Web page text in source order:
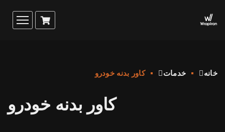
خانه خدمات کاور بدنه خودرو
کاور بدنه خودرو